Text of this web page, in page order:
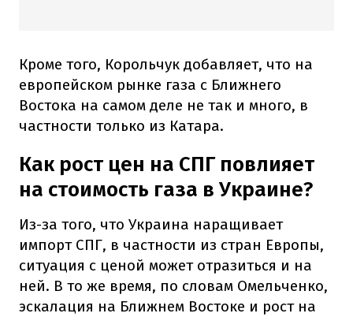
Кроме того, Корольчук добавляет, что на
европейском рынке газа с Ближнего
Востока на самом деле не так и много, в
частности только из Катара.
Как рост цен на СПГ повлияет
на стоимость газа в Украине?
Из-за того, что Украина наращивает
импорт СПГ, в частности из стран Европы,
ситуация с ценой может отразиться и на
ней. В то же время, по словам Омельченко,
эскалация на Ближнем Востоке и рост на